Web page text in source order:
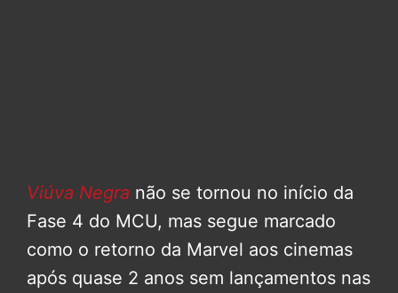
Viúva Negra não se tornou no início da
Fase 4 do MCU, mas segue marcado
como o retorno da Marvel aos cinemas
após quase 2 anos sem lançamentos nas